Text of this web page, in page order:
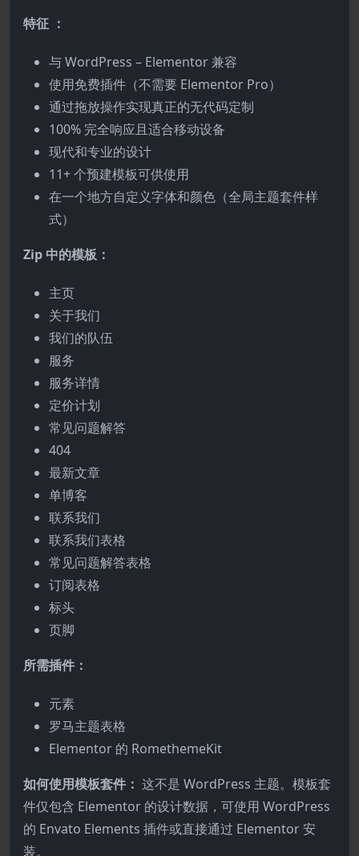
特征 ：
与 WordPress – Elementor 兼容
使用免费插件（不需要 Elementor Pro）
通过拖放操作实现真正的无代码定制
100% 完全响应且适合移动设备
现代和专业的设计
11+ 个预建模板可供使用
在一个地方自定义字体和颜色（全局主题套件样
式）
Zip 中的模板：
主页
关于我们
我们的队伍
服务
服务详情
定价计划
常见问题解答
404
最新文章
单博客
联系我们
联系我们表格
常见问题解答表格
订阅表格
标头
页脚
所需插件：
元素
罗马主题表格
Elementor 的 RomethemeKit
如何使用模板套件： 这不是 WordPress 主题。模板套
件仅包含 Elementor 的设计数据，可使用 WordPress
的 Envato Elements 插件或直接通过 Elementor 安
装。